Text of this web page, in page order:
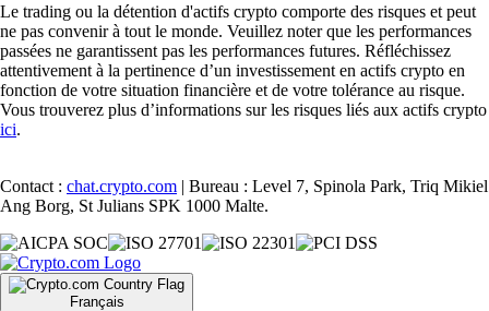
Le trading ou la détention d'actifs crypto comporte des risques et peut
ne pas convenir à tout le monde. Veuillez noter que les performances
passées ne garantissent pas les performances futures. Réfléchissez
attentivement à la pertinence d’un investissement en actifs crypto en
fonction de votre situation financière et de votre tolérance au risque.
Vous trouverez plus d’informations sur les risques liés aux actifs crypto
ici.
Contact : chat.crypto.com | Bureau : Level 7, Spinola Park, Triq Mikiel
Ang Borg, St Julians SPK 1000 Malte.
Français